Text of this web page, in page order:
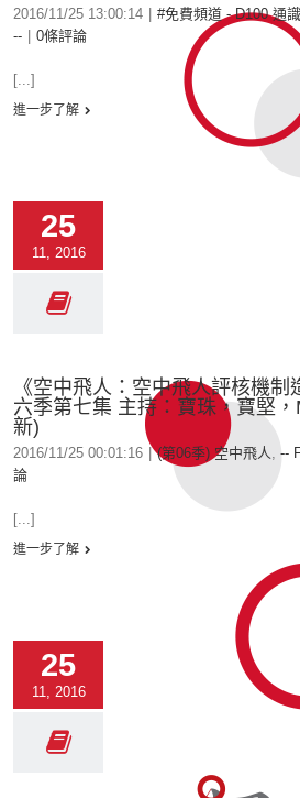
2016/11/25 13:00:14 #免費頻道 - D100 通
--
0條評論
[...]
進一步了解
25
11, 2016
《空中飛人：空中飛人評核機
六季第七集 主持：寶珠，寶堅
新)
2016/11/25 00:01:16 (第06季) 空中飛人, --
論
[...]
進一步了解
25
11, 2016